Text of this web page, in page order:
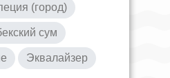
(город)
сум
Эквалайзер